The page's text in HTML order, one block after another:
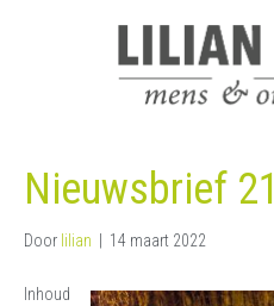
Nieuwsbrief 21
Door lilian 14 maart 2022
Inhoud